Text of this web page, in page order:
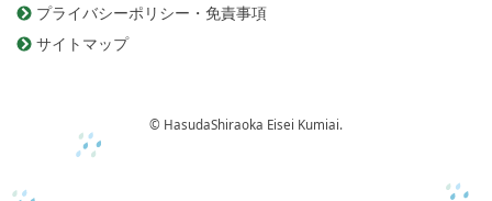
プライバシーポリシー・免責事項
サイトマップ
© HasudaShiraoka Eisei Kumiai.